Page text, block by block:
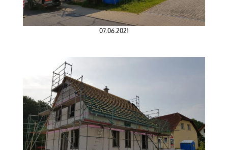
07.06.2021